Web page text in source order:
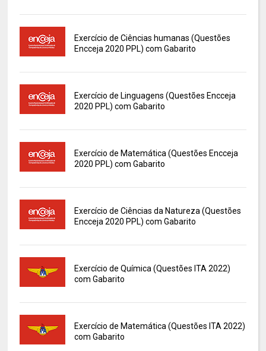
Exercício de Ciências humanas (Questões
Encceja 2020 PPL) com Gabarito
Exercício de Linguagens (Questões Encceja
2020 PPL) com Gabarito
Exercício de Matemática (Questões Encceja
2020 PPL) com Gabarito
Exercício de Ciências da Natureza (Questões
Encceja 2020 PPL) com Gabarito
Exercício de Química (Questões ITA 2022)
com Gabarito
Exercício de Matemática (Questões ITA 2022)
com Gabarito